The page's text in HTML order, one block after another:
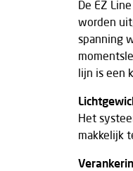
De EZ
worden
spanning
lijn is een
Het
makkelijk